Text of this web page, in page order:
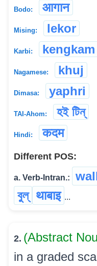
Bodo: आगान
Mising: lekor
Karbi: kengkam
Nagamese: khuj
Dimasa: yaphri
TAI-Ahom: হই টিন্
Hindi: कदम
Different POS:
a. Verb-Intran.:
বুল্ थाबाइ ...
2. (Abstract
in a graded